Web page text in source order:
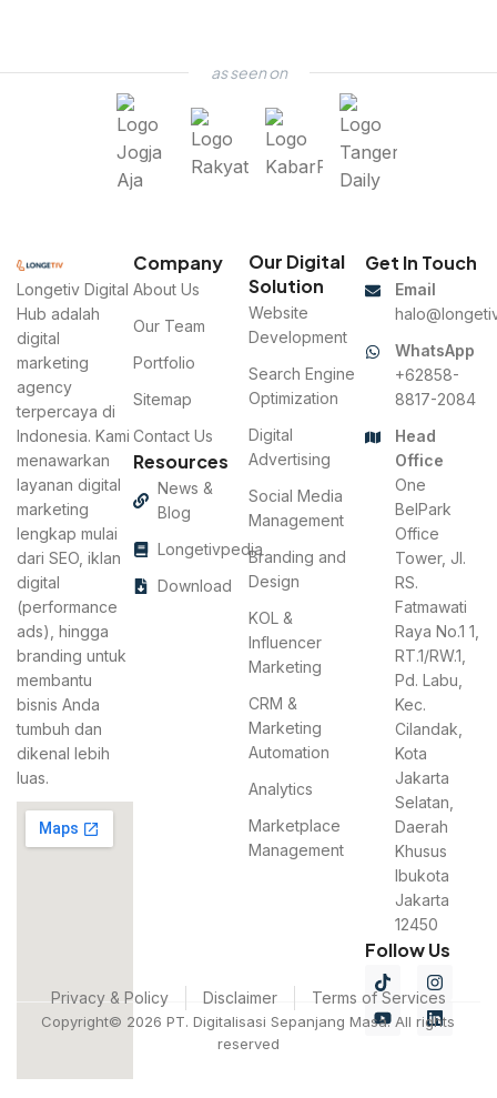
as seen on
Longetiv Digital
Hub adalah
digital
marketing
agency
terpercaya di
Indonesia. Kami
menawarkan
layanan digital
marketing
lengkap mulai
dari SEO, iklan
digital
(performance
ads), hingga
branding untuk
membantu
bisnis Anda
tumbuh dan
dikenal lebih
luas.
Company
About Us
Our Team
Portfolio
Sitemap
Contact Us
Resources
News &
Blog
Longetivpedia
Download
Our Digital
Solution
Website
Development
Search Engine
Optimization
Digital
Advertising
Social Media
Management
Branding and
Design
KOL &
Influencer
Marketing
CRM &
Marketing
Automation
Analytics
Marketplace
Management
Get In Touch
Email
WhatsApp
+62858-
8817-2084
Head
Office
One
BelPark
Office
Tower, Jl.
RS.
Fatmawati
Raya No.1 1,
RT.1/RW.1,
Pd. Labu,
Kec.
Cilandak,
Kota
Jakarta
Selatan,
Daerah
Khusus
Ibukota
Jakarta
12450
Follow Us
Privacy & Policy Disclaimer Terms of Services
Copyright© 2026 PT. Digitalisasi Sepanjang Masa. All rights
reserved